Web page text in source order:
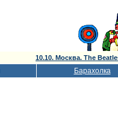
10.10. Москва. The
Барахолка